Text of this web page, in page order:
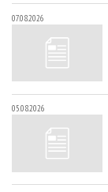
07.08.2026
05.08.2026